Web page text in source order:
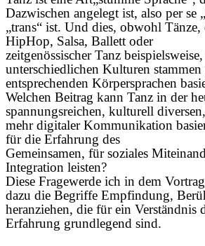
Dazwischen angelegt ist, also per se
„trans“ ist. Und dies, obwohl Tänze,
HipHop, Salsa, Ballett oder
zeitgenössischer Tanz beispielsweise,
unterschiedlichen Kulturen
entsprechenden Körpersprachen
Welchen Beitrag kann Tanz in der
spannungsreichen, kulturell
mehr digitaler Kommunikation
für die Erfahrung des
Gemeinsamen, für soziales
Integration leisten?
Diese Fragewerde ich in dem
dazu die Begriffe Empfindung,
heranziehen, die für ein Verständnis
Erfahrung grundlegend sind.